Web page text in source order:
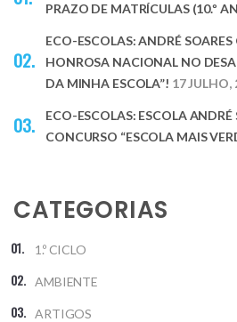
PRAZO DE MATRÍCULAS (10.º
ECO-ESCOLAS: ANDRÉ
HONROSA NACIONAL NO
DA MINHA ESCOLA”! 17 JULHO,
ECO-ESCOLAS: ESCOLA
CONCURSO “ESCOLA MAIS
CATEGORIAS
1.º CICLO
AMBIENTE
ARTIGOS